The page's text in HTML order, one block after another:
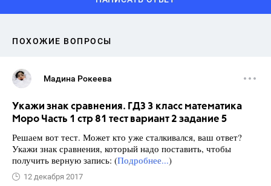
ПОХОЖИЕ ВОПРОСЫ
Мадина Рокеева
Укажи знак сравнения. ГДЗ 3 класс математика
Моро Часть 1 стр 81 тест вариант 2 задание 5
Решаем вот тест. Может кто уже сталкивался, ваш ответ?
Укажи знак сравнения, который надо поставить, чтобы
получить верную запись: (Подробнее...)
12 декабря 2017